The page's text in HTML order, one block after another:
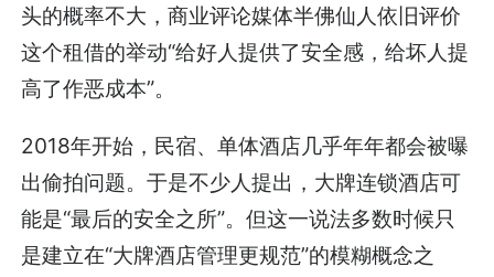
头的概率不大，商业评论媒体半佛仙人依旧评价
这个租借的举动“给好人提供了安全感，给坏人提
高了作恶成本”。
2018年开始，民宿、单体酒店几乎年年都会被曝
出偷拍问题。于是不少人提出，大牌连锁酒店可
能是“最后的安全之所”。但这一说法多数时候只
是建立在“大牌酒店管理更规范”的模糊概念之